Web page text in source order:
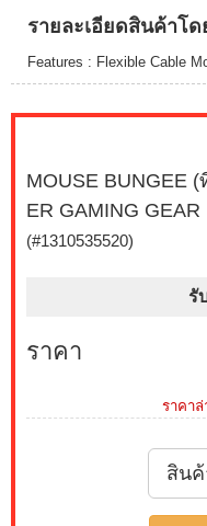
รายละเอียดสินค้าโด
Features : Flexible Cable
MOUSE BUNGEE
ER GAMING GEAR
(#1310535520)
รั
ราคา
ราคาล่
สิน